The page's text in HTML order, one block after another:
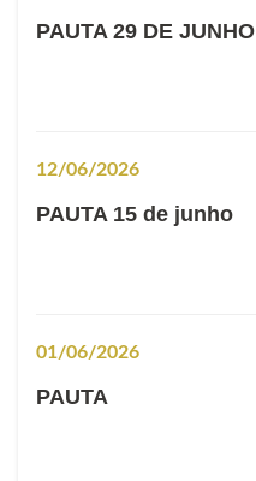
PAUTA 29 DE JUNHO
12/06/2026
PAUTA 15 de junho
01/06/2026
PAUTA